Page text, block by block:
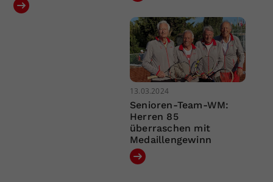
13.03.2024
Senioren-Team-WM:
Herren 85
überraschen mit
Medaillengewinn